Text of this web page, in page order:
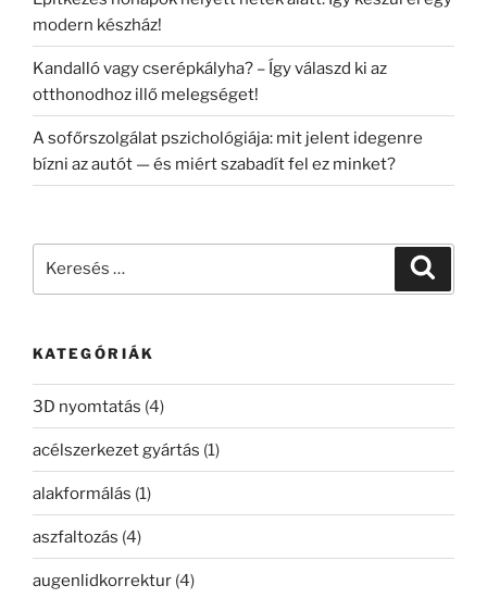
modern készház!
Kandalló vagy cserépkályha? – Így válaszd ki az
otthonodhoz illő melegséget!
A sofőrszolgálat pszichológiája: mit jelent idegenre
bízni az autót — és miért szabadít fel ez minket?
KATEGÓRIÁK
3D nyomtatás (4)
acélszerkezet gyártás (1)
alakformálás (1)
aszfaltozás (4)
augenlidkorrektur (4)